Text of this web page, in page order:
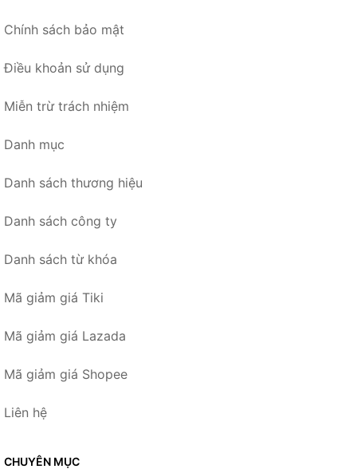
Chính sách bảo mật
Điều khoản sử dụng
Miễn trừ trách nhiệm
Danh mục
Danh sách thương hiệu
Danh sách công ty
Danh sách từ khóa
Mã giảm giá Tiki
Mã giảm giá Lazada
Mã giảm giá Shopee
Liên hệ
CHUYÊN MỤC